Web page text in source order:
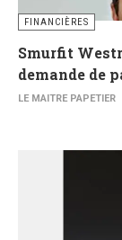
FINANCIÈRES
Smurfit
demande de
LE MAITRE PAPETIER